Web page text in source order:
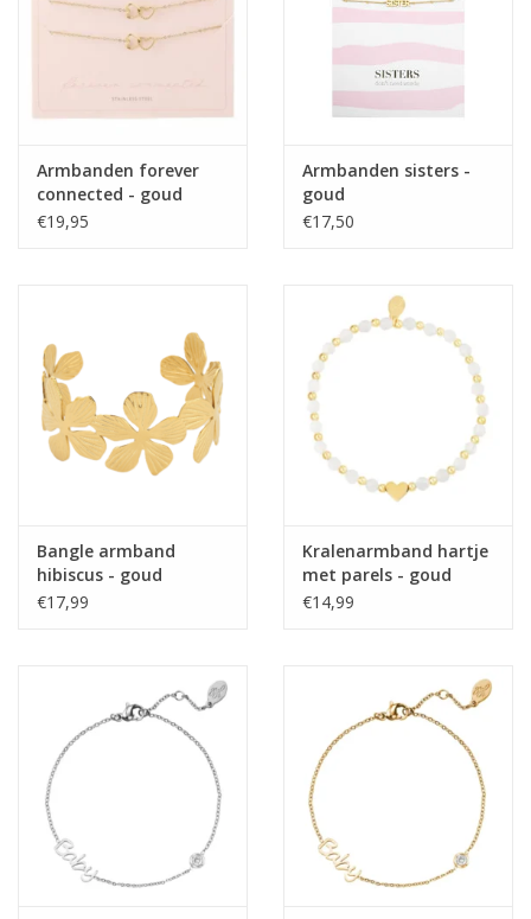
Armbanden forever
connected - goud
€19,95
Armbanden sisters -
goud
€17,50
Bangle armband
hibiscus - goud
€17,99
Kralenarmband hartje
met parels - goud
€14,99